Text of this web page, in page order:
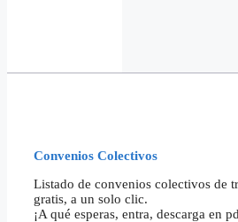
Convenios Colectivos
Listado de convenios colectivos de
gratis, a un solo clic.
¡A qué esperas, entra, descarga en